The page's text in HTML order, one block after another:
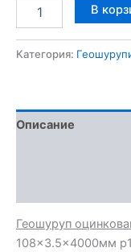
товара
оцинкованный
многовитковая)
диаметром
В
Категория:
Описание
Геошуруп
108×3.5×4000мм